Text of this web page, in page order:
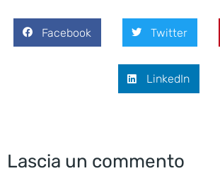
Facebook Twitter
LinkedIn
Lascia un commento